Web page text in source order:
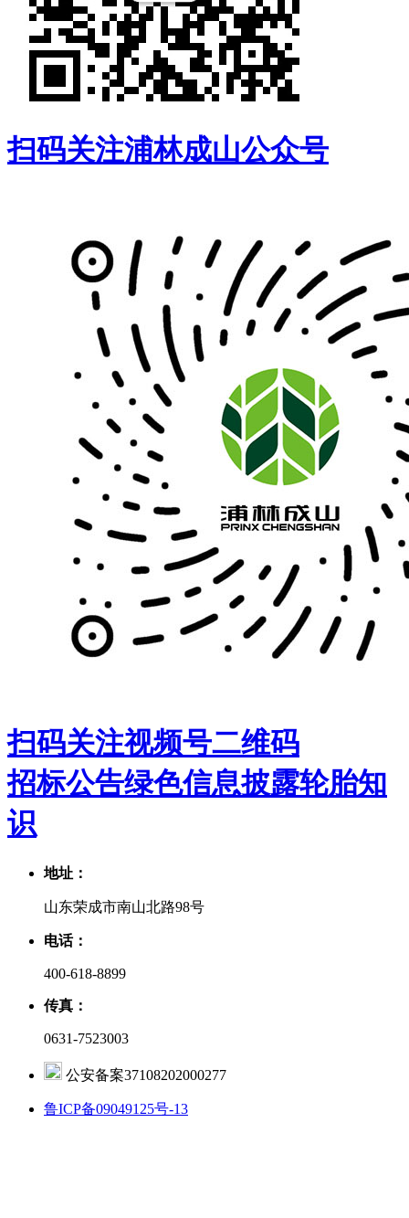
扫码关注浦林成山公众号
扫码关注视频号二维码
招标公告绿色信息披露轮胎知
识
地址：
山东荣成市南山北路98号
电话：
400-618-8899
传真：
0631-7523003
公安备案37108202000277
鲁ICP备09049125号-13